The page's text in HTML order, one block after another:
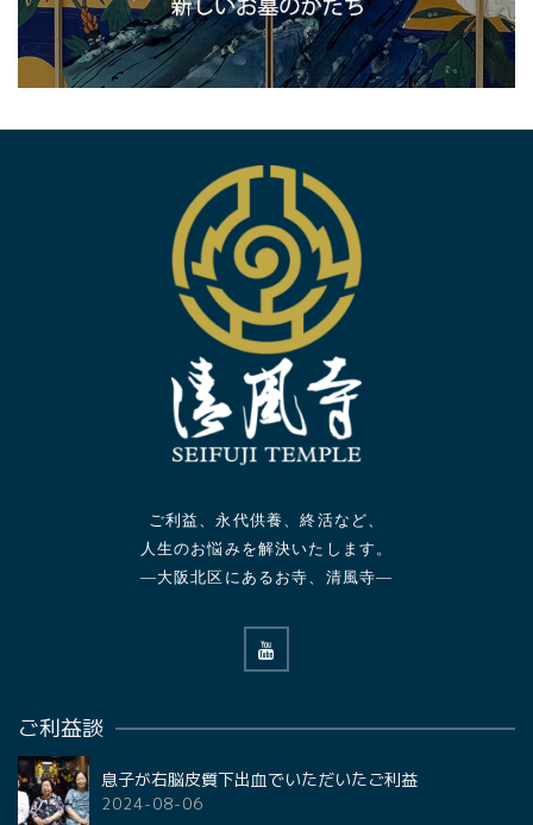
ご利益、永代供養、終活など、
人生のお悩みを解決いたします。
—大阪北区にあるお寺、清風寺—
ご利益談
息子が右脳皮質下出血でいただいたご利益
2024-08-06